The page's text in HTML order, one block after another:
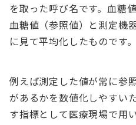
を取った呼び名です。血糖
血糖値（参照値）と測定機
に見て平均化したものです。
例えば測定した値が常に参
があるかを数値化しやすい
す指標として医療現場で用